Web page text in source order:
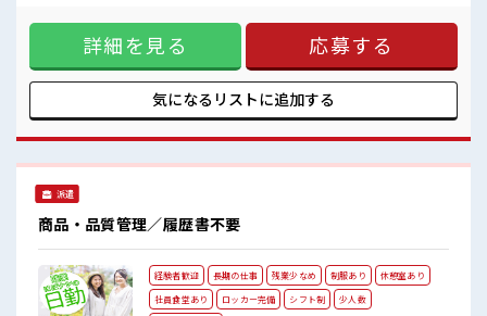
≪自分に向いている仕事が探せる≫ 困った事などがあれば、
担当がしっかりサポートします！ ■職場の雰囲気 休憩室で楽
しくランチ♪ 時間があれば昼寝もしちゃおう！ 残業は基本な
いので定時でサクッと帰宅OK！ 高収入もバッチリ目指せます
詳細を見る 応募する
気になるリストに追加する
派遣
商品・品質管理／履歴書不要
経験者歓迎 長期の仕事 残業少なめ 制服あり
休憩室あり
社員食堂あり
ロッカー完備 シフト制
少人数